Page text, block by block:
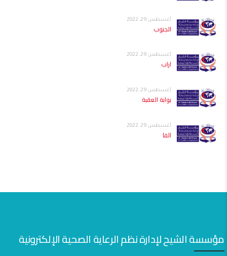
أغسطس 29, 2022
الجنوب
أغسطس 29, 2022
اراب
أغسطس 29, 2022
بوابة العقبة
أغسطس 29, 2022
الفا
مؤسسة الشيح لإدارة نظم الرعاية الصحية الإلكترونية